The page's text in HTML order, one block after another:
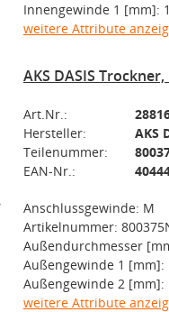
Innengewinde 1 [mm]:
weitere Attribute
AKS DASIS
Art.Nr.:
Hersteller:
AKS
Teilenummer:
EAN-Nr.:
Anschlussgewinde: M
Artikelnummer:
Außendurchmesser
Außengewinde 1 [mm]:
Außengewinde 2 [mm]:
weitere Attribute